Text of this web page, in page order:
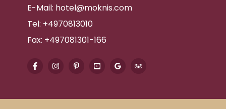
E-Mail: hotel@moknis.com
Tel: +4970813010
Fax: +497081301-166